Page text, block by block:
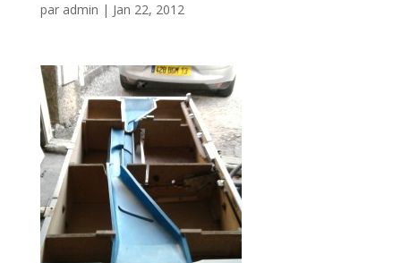
par admin | Jan 22, 2012